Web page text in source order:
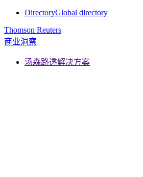
DirectoryGlobal directory
Thomson Reuters
商业洞察
汤森路透解决方案